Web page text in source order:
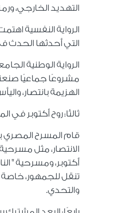
التهديد الخارجي،
الرواية النفسية
التي أحدثها الحدث
الرواية الوطنية
مشروعًا جماعيًا
الهزيمة بانتصار،
ثالثًا: روح أكتوبر في
قام المسرح المصري
الانتصار، مثل
أكتوبر، ومسرحية "
والتحدي.